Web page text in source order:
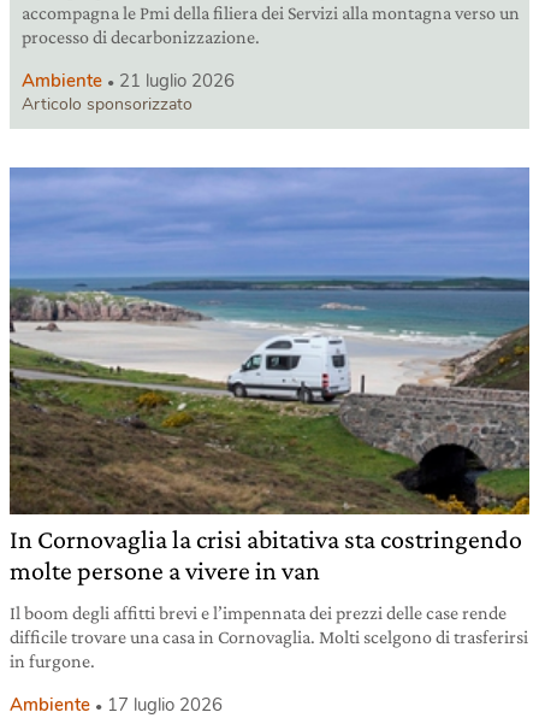
accompagna le Pmi della filiera dei Servizi alla montagna verso un
processo di decarbonizzazione.
Ambiente 21 luglio 2026
Articolo sponsorizzato
In Cornovaglia la crisi abitativa sta costringendo
molte persone a vivere in van
Il boom degli affitti brevi e l’impennata dei prezzi delle case rende
difficile trovare una casa in Cornovaglia. Molti scelgono di trasferirsi
in furgone.
Ambiente 17 luglio 2026